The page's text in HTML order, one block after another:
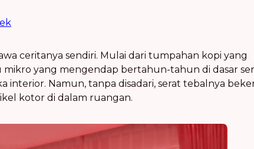
ceritanya sendiri. Mulai dari tumpahan kopi yang
yang mengendap bertahun-tahun di dasar
Namun, tanpa disadari, serat tebalnya
kotor di dalam ruangan.